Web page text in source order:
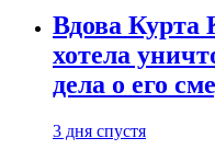
Вдова Курта
хотела
дела о его
3 дня спустя